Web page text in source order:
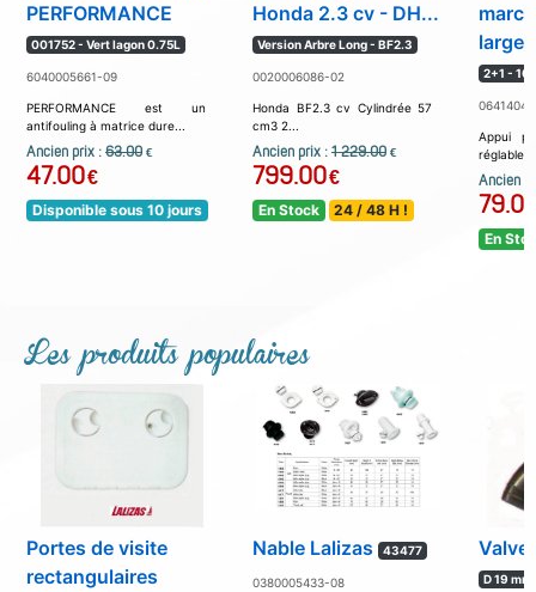
PERFORMANCE
001752 - Vert lagon 0.75L
6040005661-09
PERFORMANCE est un
antifouling à matrice dure...
Ancien prix : 63.00 €
47.00€
Disponible sous 10 jours
Honda 2.3 cv - DH...
Version Arbre Long - BF2.3
0020006086-02
Honda BF2.3 cv Cylindrée 57
cm3 2...
Ancien prix : 1 229.00 €
799.00€
En Stock 24 / 48 H !
2+1 -
Appui
Ancien
En
Les produits populaires
Portes de visite
rectangulaires
Nable Lalizas 43477
0380005433-08 D 19